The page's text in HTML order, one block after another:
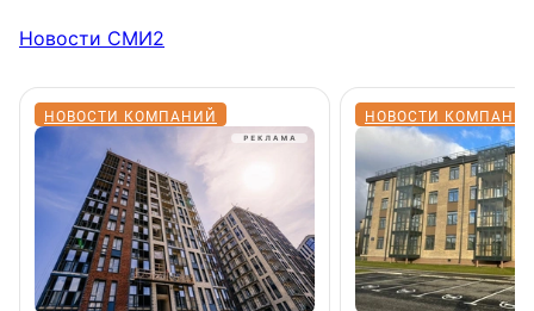
Новости СМИ2
НОВОСТИ КОМПАНИЙ НОВОСТИ